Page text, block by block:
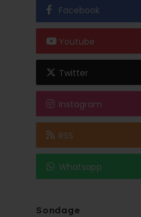
Facebook
Youtube
Twitter
Instagram
RSS
Whatsapp
Sondage